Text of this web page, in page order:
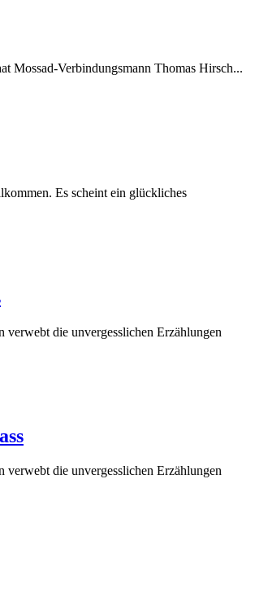
Mossad-Verbindungsmann Thomas Hirsch...
Es scheint ein glückliches
verwebt die unvergesslichen Erzählungen
verwebt die unvergesslichen Erzählungen